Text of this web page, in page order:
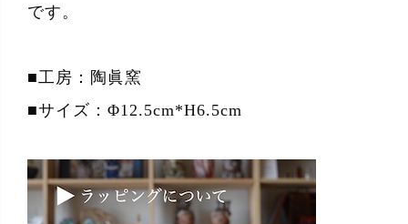
です。
■工房：陶眞窯
■サイズ：Φ12.5cm*H6.5cm